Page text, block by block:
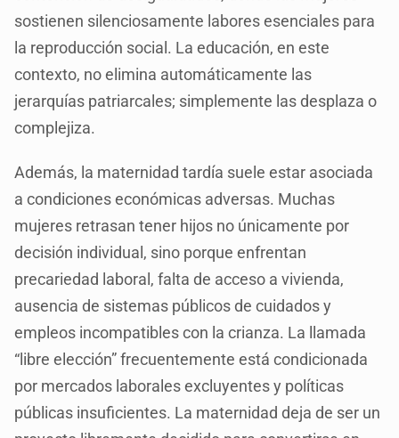
sostienen silenciosamente labores esenciales para
la reproducción social. La educación, en este
contexto, no elimina automáticamente las
jerarquías patriarcales; simplemente las desplaza o
complejiza.
Además, la maternidad tardía suele estar asociada
a condiciones económicas adversas. Muchas
mujeres retrasan tener hijos no únicamente por
decisión individual, sino porque enfrentan
precariedad laboral, falta de acceso a vivienda,
ausencia de sistemas públicos de cuidados y
empleos incompatibles con la crianza. La llamada
“libre elección” frecuentemente está condicionada
por mercados laborales excluyentes y políticas
públicas insuficientes. La maternidad deja de ser un